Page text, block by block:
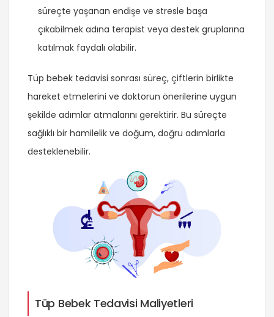
süreçte yaşanan endişe ve stresle başa
çıkabilmek adına terapist veya destek gruplarına
katılmak faydalı olabilir.
Tüp bebek tedavisi sonrası süreç, çiftlerin birlikte
hareket etmelerini ve doktorun önerilerine uygun
şekilde adımlar atmalarını gerektirir. Bu süreçte
sağlıklı bir hamilelik ve doğum, doğru adımlarla
desteklenebilir.
Tüp Bebek Tedavisi Maliyetleri